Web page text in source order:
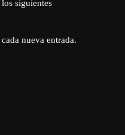
siguientes
nueva entrada.